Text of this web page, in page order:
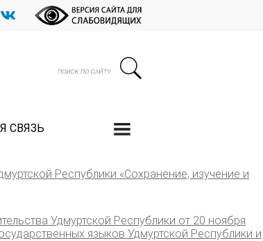
СВЯЗЬ
Республики «Сохранение, изучение и
Удмуртской Республики от 20 ноября
языков Удмуртской Республики и